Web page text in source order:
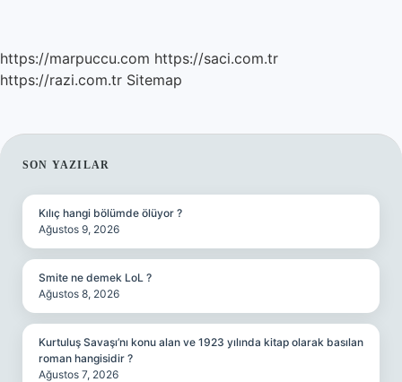
https://marpuccu.com https://saci.com.tr
https://razi.com.tr Sitemap
SIDEBAR
SON YAZILAR
Kılıç hangi bölümde ölüyor ?
Ağustos 9, 2026
Smite ne demek LoL ?
Ağustos 8, 2026
Kurtuluş Savaşı’nı konu alan ve 1923 yılında kitap olarak basılan
roman hangisidir ?
Ağustos 7, 2026